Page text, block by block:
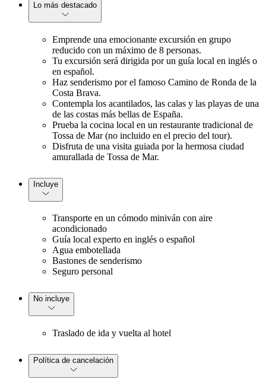
Lo más destacado
Emprende una emocionante excursión en grupo
reducido con un máximo de 8 personas.
Tu excursión será dirigida por un guía local en inglés o
en español.
Haz senderismo por el famoso Camino de Ronda de la
Costa Brava.
Contempla los acantilados, las calas y las playas de una
de las costas más bellas de España.
Prueba la cocina local en un restaurante tradicional de
Tossa de Mar (no incluido en el precio del tour).
Disfruta de una visita guiada por la hermosa ciudad
amurallada de Tossa de Mar.
Incluye
Transporte en un cómodo miniván con aire
acondicionado
Guía local experto en inglés o español
Agua embotellada
Bastones de senderismo
Seguro personal
No incluye
Traslado de ida y vuelta al hotel
Política de cancelación